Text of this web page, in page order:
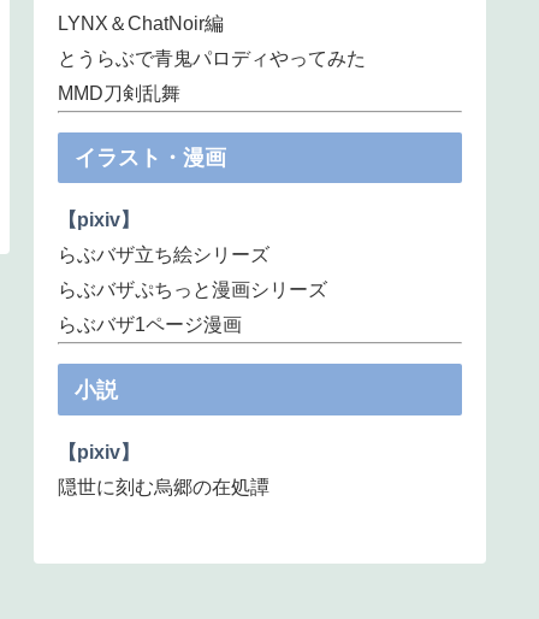
LYNX＆ChatNoir編
とうらぶで青鬼パロディやってみた
MMD刀剣乱舞
イラスト・漫画
【pixiv】
らぶバザ立ち絵シリーズ
らぶバザぷちっと漫画シリーズ
らぶバザ1ページ漫画
小説
【pixiv】
隠世に刻む烏郷の在処譚